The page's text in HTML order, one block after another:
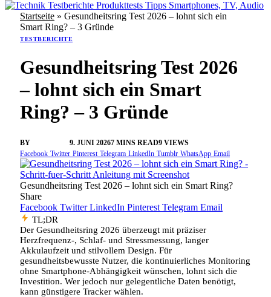
Startseite » Gesundheitsring Test 2026 – lohnt sich ein
Smart Ring? – 3 Gründe
TESTBERICHTE
Gesundheitsring Test 2026
– lohnt sich ein Smart
Ring? – 3 Gründe
BY 9. JUNI 20267 MINS READ9 VIEWS
Facebook Twitter Pinterest Telegram LinkedIn Tumblr WhatsApp Email
Gesundheitsring Test 2026 – lohnt sich ein Smart Ring?
Share
Facebook Twitter LinkedIn Pinterest Telegram Email
TL;DR
Der Gesundheitsring 2026 überzeugt mit präziser
Herzfrequenz‑, Schlaf‑ und Stressmessung, langer
Akkulaufzeit und stilvollem Design. Für
gesundheitsbewusste Nutzer, die kontinuierliches Monitoring
ohne Smartphone‑Abhängigkeit wünschen, lohnt sich die
Investition. Wer jedoch nur gelegentliche Daten benötigt,
kann günstigere Tracker wählen.